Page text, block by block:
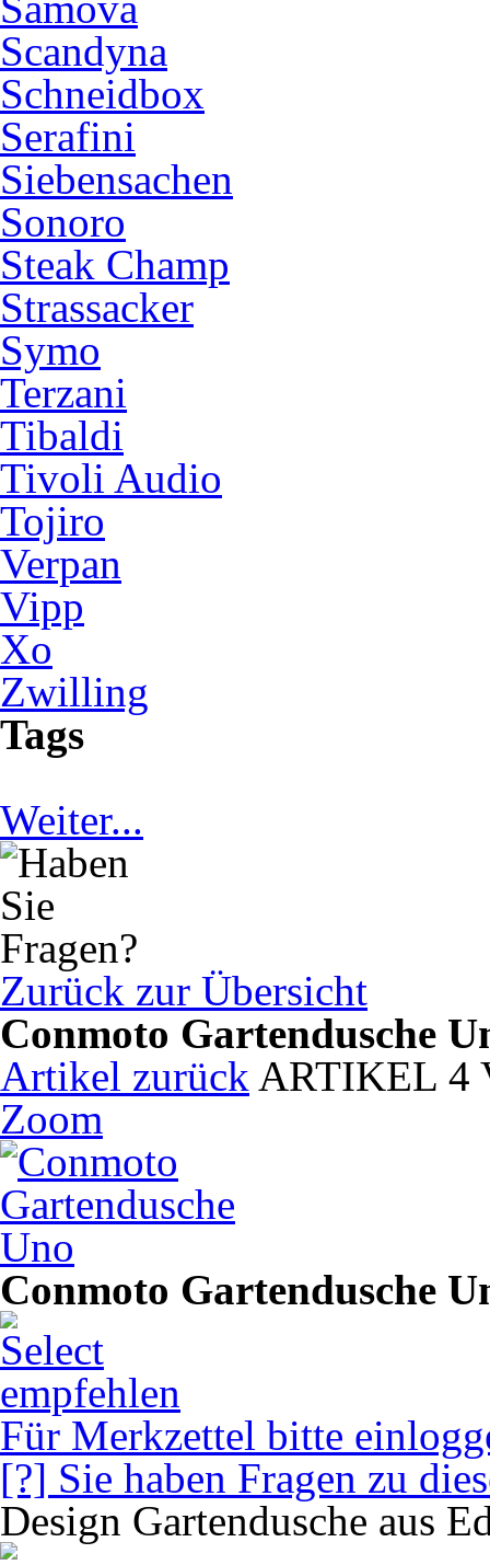
Scandyna
Schneidbox
Serafini
Siebensachen
Sonoro
Steak Champ
Strassacker
Symo
Terzani
Tibaldi
Tivoli Audio
Tojiro
Verpan
Vipp
Xo
Zwilling
Tags
Weiter...
Zurück zur Übersicht
Conmoto Gartendusche
Artikel zurück ARTIKEL 4
Zoom
Conmoto Gartendusche
empfehlen
Für Merkzettel bitte
[?] Sie haben Fragen zu
Design Gartendusche aus